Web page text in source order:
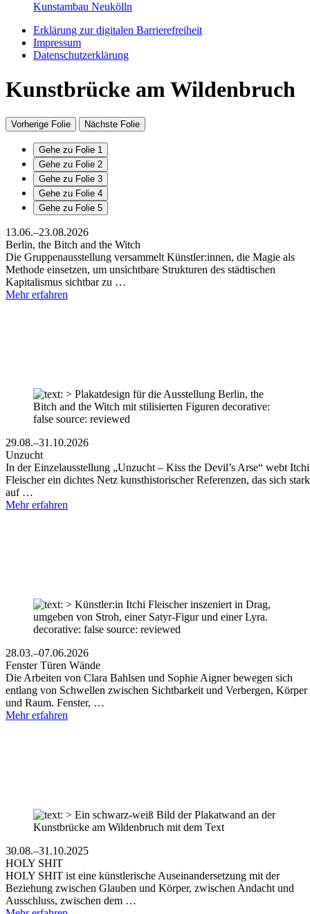
Kunstambau Neukölln
Erklärung zur digitalen Barrierefreiheit
Impressum
Datenschutzerklärung
Kunstbrücke am Wildenbruch
Vorherige Folie Nächste Folie
Gehe zu Folie 1
Gehe zu Folie 2
Gehe zu Folie 3
Gehe zu Folie 4
Gehe zu Folie 5
13.06.–23.08.2026
Berlin, the Bitch and the Witch
Die Gruppenausstellung versammelt Künstler:innen, die Magie als
Methode einsetzen, um unsichtbare Strukturen des städtischen
Kapitalismus sichtbar zu …
Mehr erfahren
29.08.–31.10.2026
Unzucht
In der Einzelausstellung „Unzucht – Kiss the Devil’s Arse“ webt Itchi
Fleischer ein dichtes Netz kunsthistorischer Referenzen, das sich stark
auf …
Mehr erfahren
28.03.–07.06.2026
Fenster Türen Wände
Die Arbeiten von Clara Bahlsen und Sophie Aigner bewegen sich
entlang von Schwellen zwischen Sichtbarkeit und Verbergen, Körper
und Raum. Fenster, …
Mehr erfahren
30.08.–31.10.2025
HOLY SHIT
HOLY SHIT ist eine künstlerische Auseinandersetzung mit der
Beziehung zwischen Glauben und Körper, zwischen Andacht und
Ausschluss, zwischen dem …